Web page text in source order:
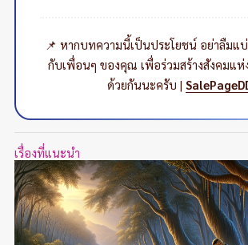
📌 หากบทความนี้เป็นประโยชน์ อย่าลืมแ
กับเพื่อนๆ ของคุณ เพื่อร่วมสร้างสังคมแห่
ด้วยกันนะครับ |
เรื่องที่แนะนำ